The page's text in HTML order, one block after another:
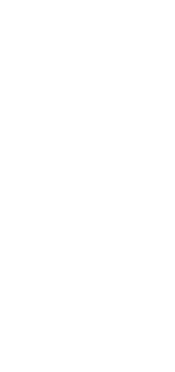
/ Exkursionen
und Gericht"